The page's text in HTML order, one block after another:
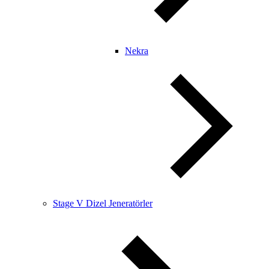
Nekra
Stage V Dizel Jeneratörler